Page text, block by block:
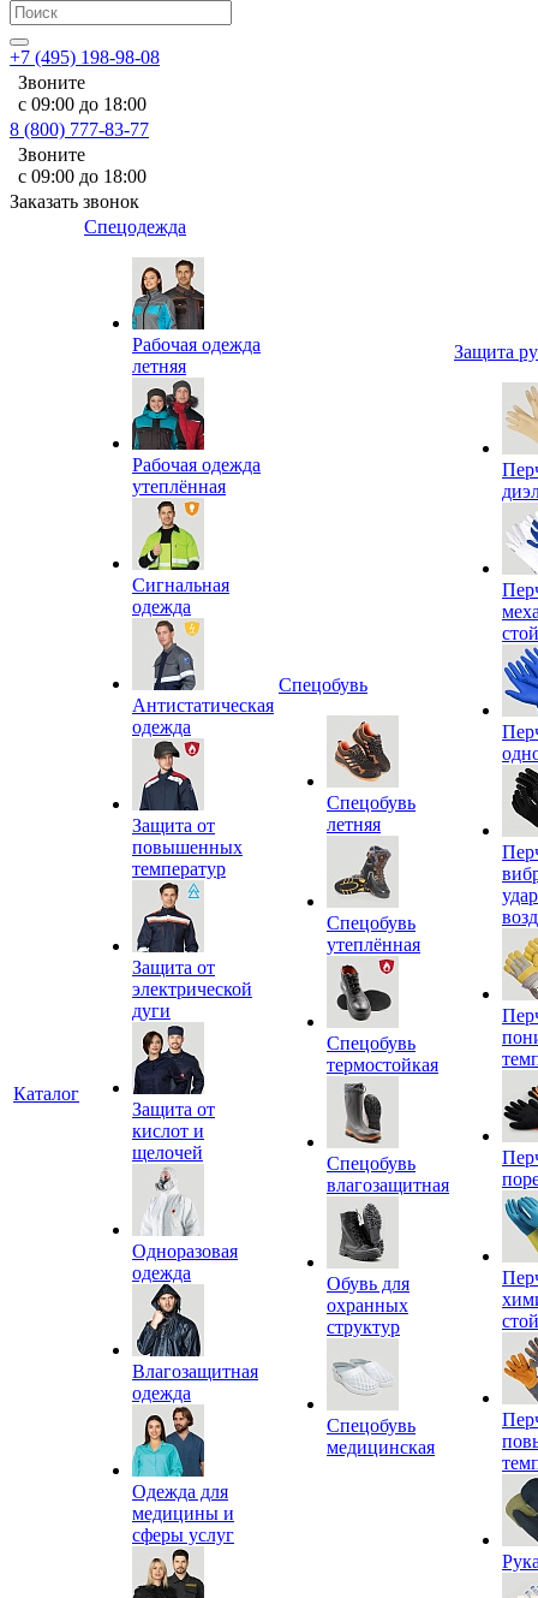
+7 (495) 198-98-08
Звоните
с 09:00 до 18:00
8 (800) 777-83-77
Звоните
с 09:00 до 18:00
Заказать звонок
Каталог
Спецодежда
Рабочая одежда
летняя
Рабочая одежда
утеплённая
Сигнальная
одежда
Антистатическая
одежда
Защита от
повышенных
температур
Защита от
электрической
дуги
Защита от
кислот и
щелочей
Одноразовая
одежда
Влагозащитная
одежда
Одежда для
медицины и
сферы услуг
Спецобувь
Спецобувь
летняя
Спецобувь
утеплённая
Спецобувь
термостойкая
Спецобувь
влагозащитная
Обувь для
охранных
структур
Спецобувь
медицинская
Защита